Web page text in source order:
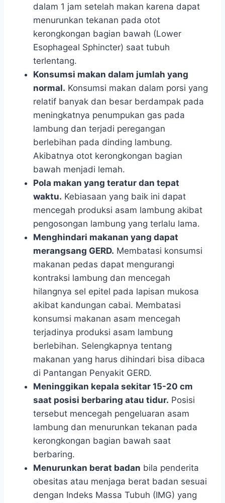
dalam 1 jam setelah makan karena dapat
menurunkan tekanan pada otot
kerongkongan bagian bawah (Lower
Esophageal Sphincter) saat tubuh
terlentang.
Konsumsi makan dalam jumlah yang
normal. Konsumsi makan dalam porsi yang
relatif banyak dan besar berdampak pada
meningkatnya penumpukan gas pada
lambung dan terjadi peregangan
berlebihan pada dinding lambung.
Akibatnya otot kerongkongan bagian
bawah menjadi lemah.
Pola makan yang teratur dan tepat
waktu. Kebiasaan yang baik ini dapat
mencegah produksi asam lambung akibat
pengosongan lambung yang terlalu lama.
Menghindari makanan yang dapat
merangsang GERD. Membatasi konsumsi
makanan pedas dapat mengurangi
kontraksi lambung dan mencegah
hilangnya sel epitel pada lapisan mukosa
akibat kandungan cabai. Membatasi
konsumsi makanan asam mencegah
terjadinya produksi asam lambung
berlebihan. Selengkapnya tentang
makanan yang harus dihindari bisa dibaca
di Pantangan Penyakit GERD.
Meninggikan kepala sekitar 15-20 cm
saat posisi berbaring atau tidur. Posisi
tersebut mencegah pengeluaran asam
lambung dan menurunkan tekanan pada
kerongkongan bagian bawah saat
berbaring.
Menurunkan berat badan bila penderita
obesitas atau menjaga berat badan sesuai
dengan Indeks Massa Tubuh (IMG) yang